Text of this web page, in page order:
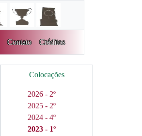
Contato Créditos
Colocações
2026 - 2º
2025 - 2º
2024 - 4º
2023 - 1º